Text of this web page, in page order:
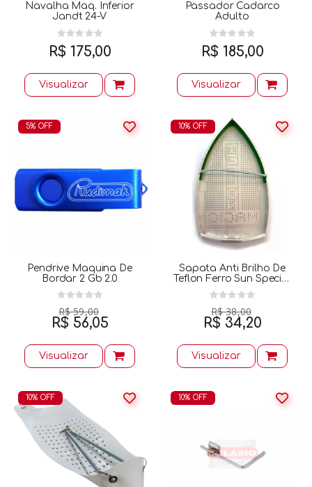
Navalha Maq. Inferior
Jandt 24-V
R$ 175,00
Visualizar
Passador Cadarco
Adulto
R$ 185,00
Visualizar
5% OFF
Pendrive Maquina De
Bordar 2 Gb 2.0
R$ 59,00
R$ 56,05
Visualizar
10% OFF
Sapata Anti Brilho De
Teflon Ferro Sun Special
2kg Es-94 A
R$ 38,00
R$ 34,20
Visualizar
10% OFF 10% OFF